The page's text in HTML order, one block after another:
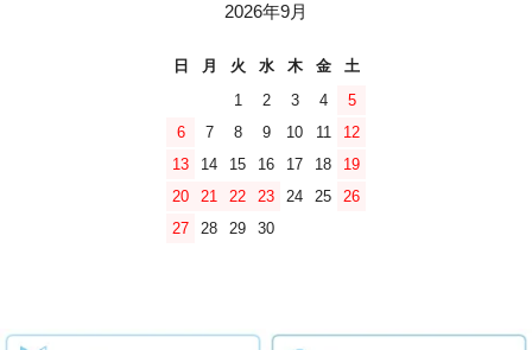
2026年9月
日 月 火 水 木 金
土
1
2 3 4
5
6
7 8 9 10 11
12
13
14 15 16 17 18
19
20
21 22 23 24 25
26
27
28 29 30